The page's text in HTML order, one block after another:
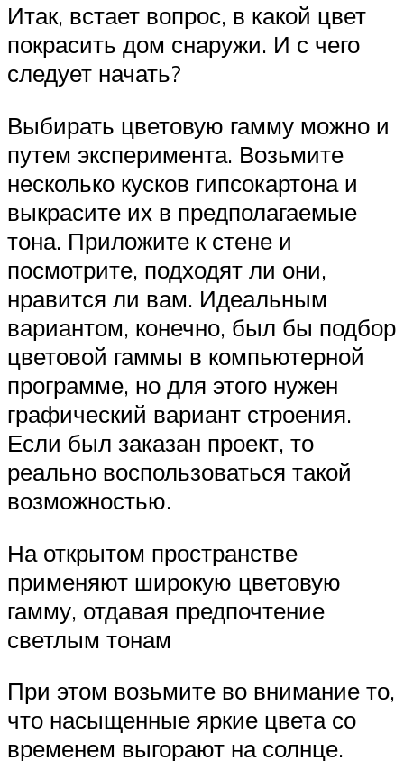
Итак, встает вопрос, в какой цвет
покрасить дом снаружи. И с чего
следует начать?
Выбирать цветовую гамму можно и
путем эксперимента. Возьмите
несколько кусков гипсокартона и
выкрасите их в предполагаемые
тона. Приложите к стене и
посмотрите, подходят ли они,
нравится ли вам. Идеальным
вариантом, конечно, был бы подбор
цветовой гаммы в компьютерной
программе, но для этого нужен
графический вариант строения.
Если был заказан проект, то
реально воспользоваться такой
возможностью.
На открытом пространстве
применяют широкую цветовую
гамму, отдавая предпочтение
светлым тонам
При этом возьмите во внимание то,
что насыщенные яркие цвета со
временем выгорают на солнце.